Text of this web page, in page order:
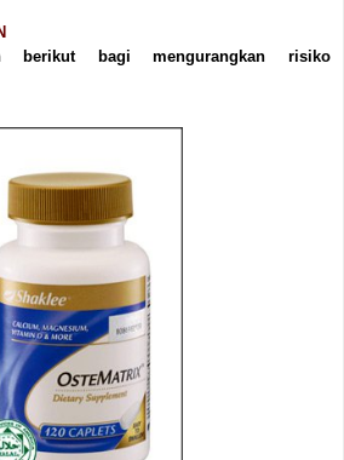
berikut bagi mengurangkan risiko